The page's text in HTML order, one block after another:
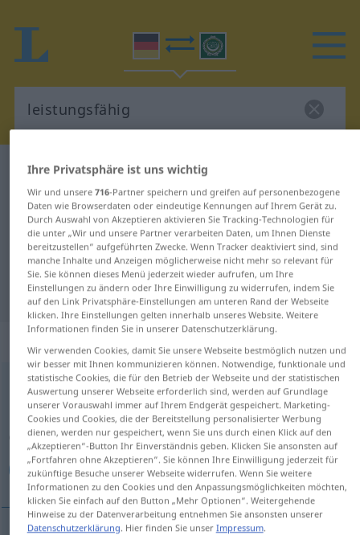
Deutsch-Arabisch Wörterbuch
Deutsch-Arabisch Übersetzung für
"leistungsfähig"
"leistungsfähig" Arabisch
Übersetzung
„leistungsfähig“ : Adjektiv
leistungsfähigadj
Übersicht aller Übersetzungen
(Für mehr Details die Übersetzung anklicken/antippen)
قادر, ذو كفاءة, قوي
Ihre Privatsphäre ist uns wichtig
Wir und unsere 716-Partner speichern und greifen auf personenbezogene
Daten wie Browserdaten oder eindeutige Kennungen auf Ihrem Gerät zu.
Durch Auswahl von Akzeptieren aktivieren Sie Tracking-Technologien für
die unter „Wir und unsere Partner verarbeiten Daten, um Ihnen Dienste
bereitzustellen“ aufgeführten Zwecke. Wenn Tracker deaktiviert sind, sind
manche Inhalte und Anzeigen möglicherweise nicht mehr so relevant für
Sie. Sie können dieses Menü jederzeit wieder aufrufen, um Ihre
Einstellungen zu ändern oder Ihre Einwilligung zu widerrufen, indem Sie
auf den Link Privatsphäre-Einstellungen am unteren Rand der Webseite
klicken. Ihre Einstellungen gelten innerhalb unseres Website. Weitere
Informationen finden Sie in unserer Datenschutzerklärung.
Wir verwenden Cookies, damit Sie unsere Webseite bestmöglich nutzen und
wir besser mit Ihnen kommunizieren können. Notwendige, funktionale und
statistische Cookies, die für den Betrieb der Webseite und der statistischen
Auswertung unserer Webseite erforderlich sind, werden auf Grundlage
unserer Vorauswahl immer auf Ihrem Endgerät gespeichert. Marketing-
Cookies und Cookies, die der Bereitstellung personalisierter Werbung
dienen, werden nur gespeichert, wenn Sie uns durch einen Klick auf den
„Akzeptieren“-Button Ihr Einverständnis geben. Klicken Sie ansonsten auf
„Fortfahren ohne Akzeptieren“. Sie können Ihre Einwilligung jederzeit für
zukünftige Besuche unserer Webseite widerrufen. Wenn Sie weitere
Informationen zu den Cookies und den Anpassungsmöglichkeiten möchten,
klicken Sie einfach auf den Button „Mehr Optionen“. Weitergehende
Hinweise zu der Datenverarbeitung entnehmen Sie ansonsten unserer
Datenschutzerklärung. Hier finden Sie unser Impressum.